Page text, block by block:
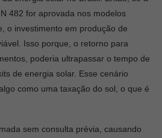
482 for aprovada nos modelos
o investimento em produção de
Isso porque, o retorno para
poderia ultrapassar o tempo de
de energia solar. Esse cenário
como uma taxação do sol, o que é
sem consulta prévia, causando